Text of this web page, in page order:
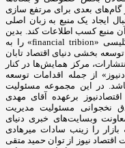
بعدی برای مرتفع سازی
ایجاد یک منبع به زبان اصلی
آن منبع کسب اطلاعات کند. بدین
ترتیب، یکی از اجزای هلدینگ یعنی روزنامه انگلیسی «financial tribion» را به
بخشی دنیای اقتصاد تابان
مرکز همایش‌ها در کنار
از جمله اقدامات توسعه
در این مجموعه مسئولیت
برعهده آقای مهدی
نخجوانی مسئولیت مدیریت
وبسایت‌های خبری دنیای
را زینب سادات میرهادی
نیوز از توان حمید متقی